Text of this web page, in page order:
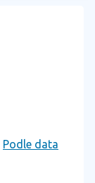
Podle data